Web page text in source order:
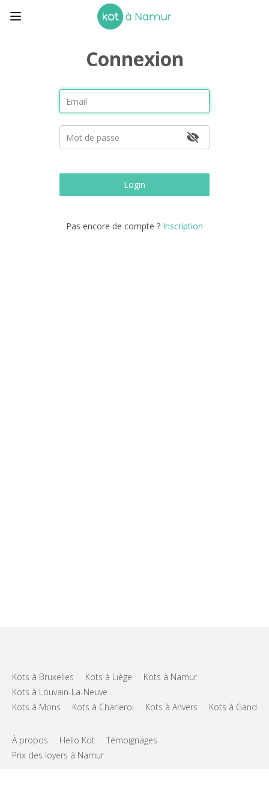
Connexion
Login
Pas encore de compte ? Inscription
Kots à Bruxelles Kots à Liège
Kots à Namur
Kots à Louvain-La-Neuve
Kots à Mons
Kots à Charleroi Kots à Anvers Kots à Gand
À propos Hello Kot
Témoignages
Prix des loyers à Namur